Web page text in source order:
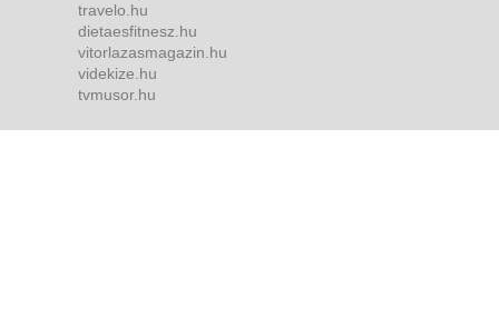
travelo.hu
dietaesfitnesz.hu
vitorlazasmagazin.hu
videkize.hu
tvmusor.hu